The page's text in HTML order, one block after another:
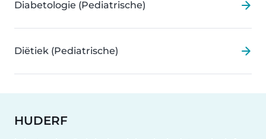
Diabetologie (Pediatrische)
Diëtiek (Pediatrische)
HUDERF